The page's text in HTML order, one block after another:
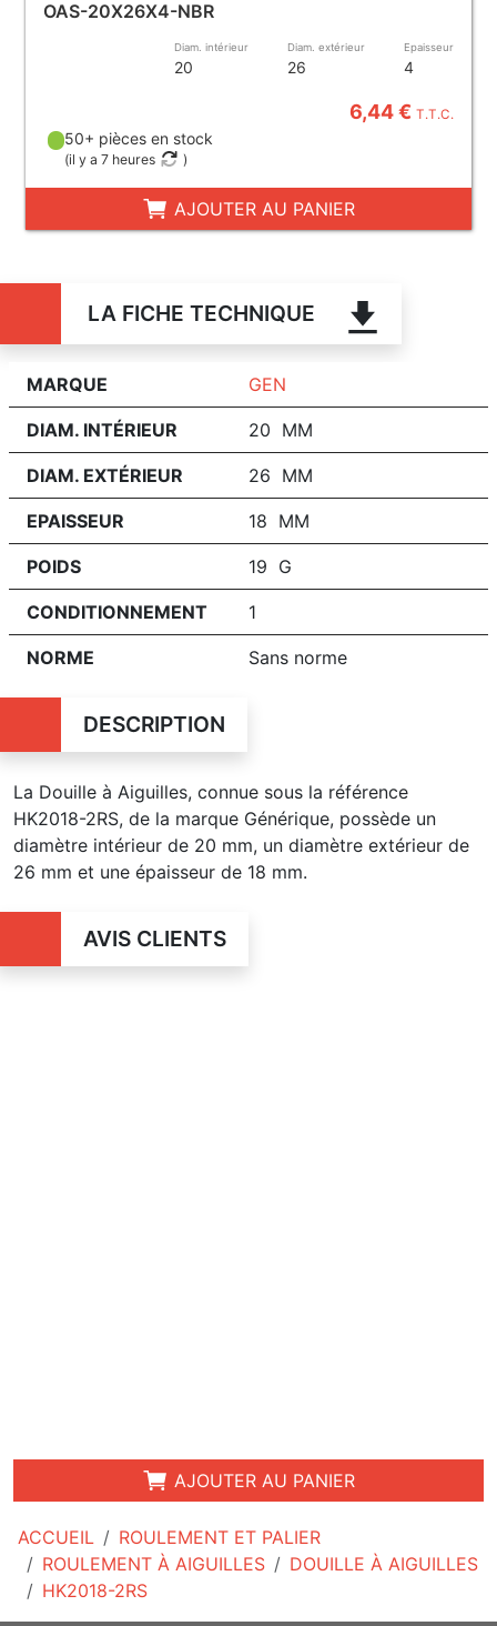
ACCUEIL
ROULEMENT ET PALIER
ROULEMENT À AIGUILLES
DOUILLE À AIGUILLES
HK2018-2RS
OAS-20X26X4-NBR
Diam. intérieur
20
Diam. extérieur
26
Epaisseur
4
6,44 €T.T.C.
50+ pièces en stock
(il y a 7 heures )
AJOUTER AU PANIER
LA FICHE TECHNIQUE
MARQUE GEN
DIAM. INTÉRIEUR 20 MM
DIAM. EXTÉRIEUR 26 MM
EPAISSEUR 18 MM
POIDS 19 G
CONDITIONNEMENT 1
NORME Sans norme
DESCRIPTION
La Douille à Aiguilles, connue sous la référence
HK2018-2RS, de la marque Générique, possède un
diamètre intérieur de 20 mm, un diamètre extérieur de
26 mm et une épaisseur de 18 mm.
AVIS CLIENTS
AJOUTER AU PANIER